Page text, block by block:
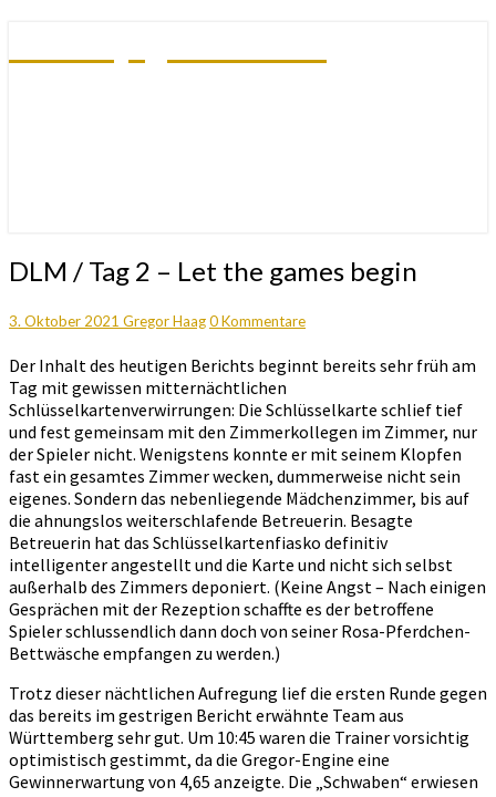
DLM
/
2
Let
the
games
begin
DLM / Tag 2 – Let the games begin
3. Oktober 2021 Gregor HaagKommentare
0 Kommentare
Der Inhalt des heutigen Berichts beginnt bereits sehr früh am
Tag mit gewissen mitternächtlichen
Schlüsselkartenverwirrungen: Die Schlüsselkarte schlief tief
und fest gemeinsam mit den Zimmerkollegen im Zimmer, nur
der Spieler nicht. Wenigstens konnte er mit seinem Klopfen
fast ein gesamtes Zimmer wecken, dummerweise nicht sein
eigenes. Sondern das nebenliegende Mädchenzimmer, bis auf
die ahnungslos weiterschlafende Betreuerin. Besagte
Betreuerin hat das Schlüsselkartenfiasko definitiv
intelligenter angestellt und die Karte und nicht sich selbst
außerhalb des Zimmers deponiert. (Keine Angst – Nach einigen
Gesprächen mit der Rezeption schaffte es der betroffene
Spieler schlussendlich dann doch von seiner Rosa-Pferdchen-
Bettwäsche empfangen zu werden.)
Trotz dieser nächtlichen Aufregung lief die ersten Runde gegen
das bereits im gestrigen Bericht erwähnte Team aus
Württemberg sehr gut. Um 10:45 waren die Trainer vorsichtig
optimistisch gestimmt, da die Gregor-Engine eine
Gewinnerwartung von 4,65 anzeigte. Die „Schwaben“ erwiesen